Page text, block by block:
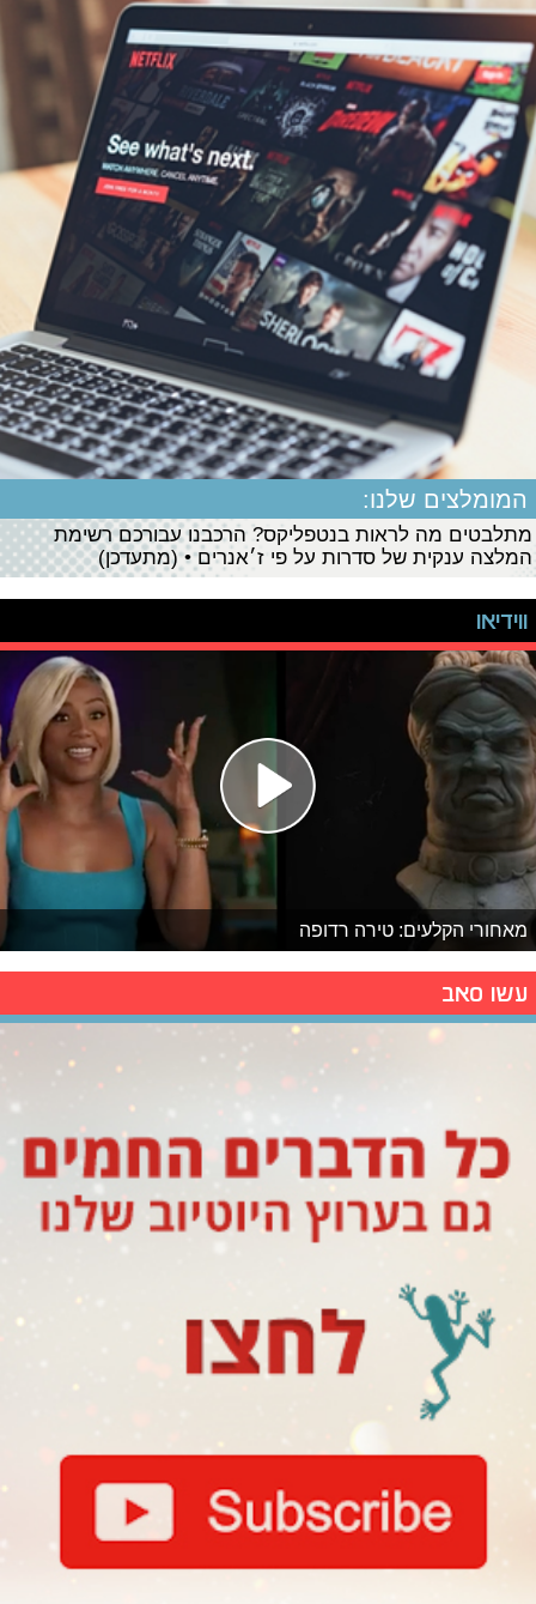
המומלצים שלנו:
מתלבטים מה לראות בנטפליקס? הרכבנו עבורכם רשימת
המלצה ענקית של סדרות על פי ז׳אנרים • (מתעדכן)
ווידיאו
מאחורי הקלעים: טירה רדופה
עשו סאב